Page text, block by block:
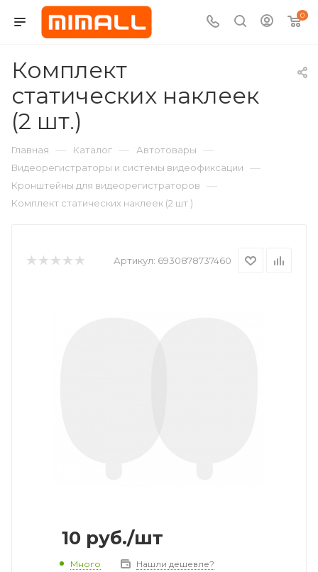
0
Комплект
статических наклеек
(2 шт.)
Главная — Каталог — Автотовары —
Видеорегистраторы и системы видеофиксации —
Кронштейны для видеорегистраторов —
Комплект статических наклеек (2 шт.)
Артикул: 6930878737460
10 руб./шт
Много Нашли дешевле?